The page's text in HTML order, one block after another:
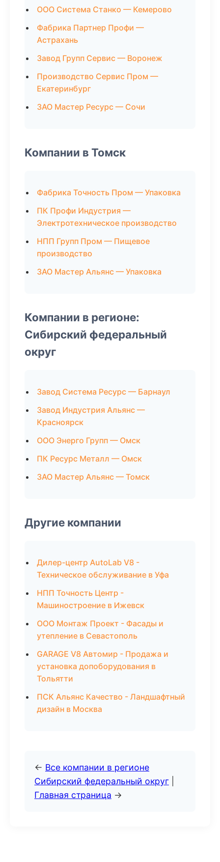
ООО Система Станко — Кемерово
Фабрика Партнер Профи —
Астрахань
Завод Групп Сервис — Воронеж
Производство Сервис Пром —
Екатеринбург
ЗАО Мастер Ресурс — Сочи
Компании в Томск
Фабрика Точность Пром — Упаковка
ПК Профи Индустрия —
Электротехническое производство
НПП Групп Пром — Пищевое
производство
ЗАО Мастер Альянс — Упаковка
Компании в регионе:
Сибирский федеральный
округ
Завод Система Ресурс — Барнаул
Завод Индустрия Альянс —
Красноярск
ООО Энерго Групп — Омск
ПК Ресурс Металл — Омск
ЗАО Мастер Альянс — Томск
Другие компании
Дилер-центр AutoLab V8 -
Техническое обслуживание в Уфа
НПП Точность Центр -
Машиностроение в Ижевск
ООО Монтаж Проект - Фасады и
утепление в Севастополь
GARAGE V8 Автомир - Продажа и
установка допоборудования в
Тольятти
ПСК Альянс Качество - Ландшафтный
дизайн в Москва
← Все компании в регионе
Сибирский федеральный округ
Главная страница →